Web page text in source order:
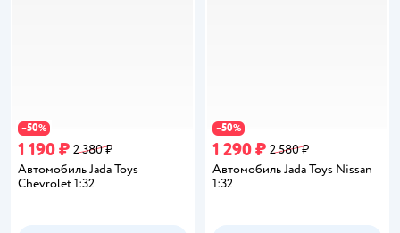
−50%
1 190 ₽ 2 380 ₽
Автомобиль Jada Toys
Chevrolet 1:32
−50%
1 290 ₽ 2 580 ₽
Автомобиль Jada Toys Nissan
1:32